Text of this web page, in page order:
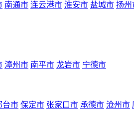
南通市 连云港市 淮安市 盐城市 扬州
漳州市 南平市 龙岩市 宁德市
台市 保定市 张家口市 承德市 沧州市